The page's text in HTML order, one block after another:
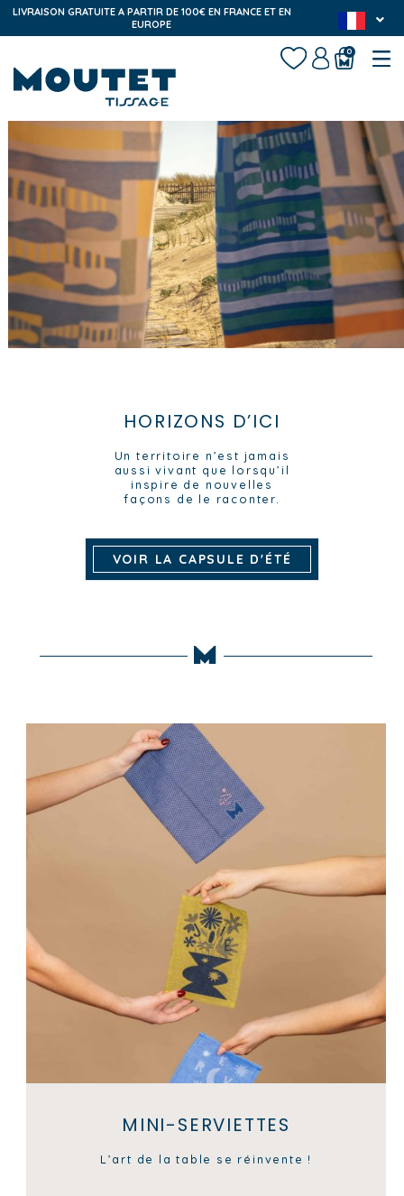
LIVRAISON GRATUITE A PARTIR DE 100€ EN FRANCE ET EN
EUROPE
0
HORIZONS D’ICI
Un territoire n’est jamais
aussi vivant que lorsqu’il
inspire de nouvelles
façons de le raconter.
VOIR LA CAPSULE D'ÉTÉ
MINI-SERVIETTES
L’art de la table se réinvente !